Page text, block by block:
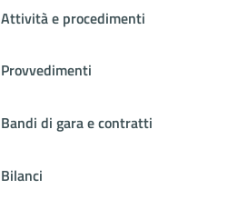
Attività e procedimenti
Provvedimenti
Bandi di gara e contratti
Bilanci